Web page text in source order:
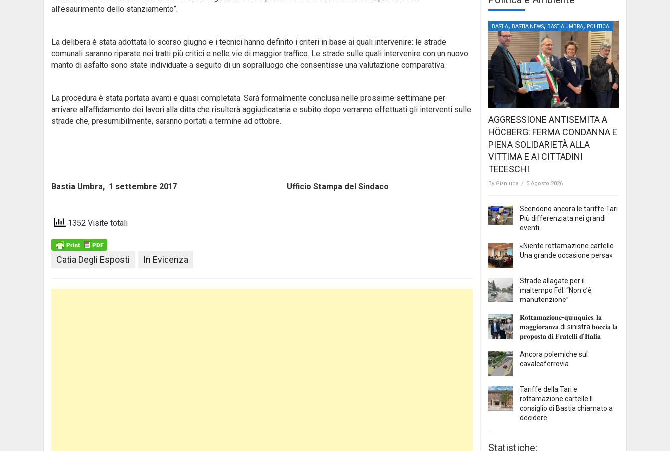
all’esaurimento dello stanziamento”.
La delibera è stata adottata lo scorso giugno e i tecnici hanno definito i criteri in base ai quali intervenire: le strade
comunali saranno riparate nei tratti più critici e nelle vie di maggior traffico. Le strade sulle quali intervenire con un nuovo
manto di asfalto sono state individuate a seguito di un sopralluogo che consentisse una valutazione comparativa.
La procedura è stata portata avanti e quasi completata. Sarà formalmente conclusa nelle prossime settimane per
arrivare all’affidamento dei lavori alla ditta che risulterà aggiudicataria e subito dopo verranno effettuati gli interventi sulle
strade che, presumibilmente, saranno portati a termine ad ottobre.
Bastia Umbra, 1 settembre 2017 Ufficio Stampa del Sindaco
1352 Visite totali
Catia Degli Esposti In Evidenza
BASTIA, BASTIA NEWS, BASTIA UMBRA, POLITICA
AGGRESSIONE ANTISEMITA A
HÖCBERG: FERMA CONDANNA E
PIENA SOLIDARIETÀ ALLA
VITTIMA E AI CITTADINI
TEDESCHI
By Gianluca / 5 Agosto 2026
Scendono ancora le tariffe Tari
Più differenziata nei grandi
eventi
«Niente rottamazione cartelle
Una grande occasione persa»
Strade allagate per il
maltempo FdI: “Non c’è
manutenzione”
𝐑𝐨𝐭𝐭𝐚𝐦𝐚𝐳𝐢𝐨𝐧𝐞-𝐪𝐮i𝐧𝐪𝐮𝐢𝐞𝐬: 𝐥𝐚
𝐦𝐚𝐠𝐠𝐢𝐨𝐫𝐚𝐧𝐳𝐚 di sinistra 𝐛𝐨𝐜𝐜𝐢𝐚 𝐥𝐚
𝐩𝐫𝐨𝐩𝐨𝐬𝐭𝐚 𝐝𝐢 𝐅𝐫𝐚𝐭𝐞𝐥𝐥𝐢 𝐝’𝐈𝐭𝐚𝐥𝐢𝐚
Ancora polemiche sul
cavalcaferrovia
Tariffe della Tari e
rottamazione cartelle Il
consiglio di Bastia chiamato a
decidere
Statistiche: